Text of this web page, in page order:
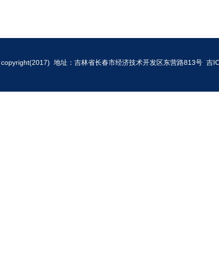
copyright(2017) 地址：吉林省长春市经济技术开发区东营路813号 吉